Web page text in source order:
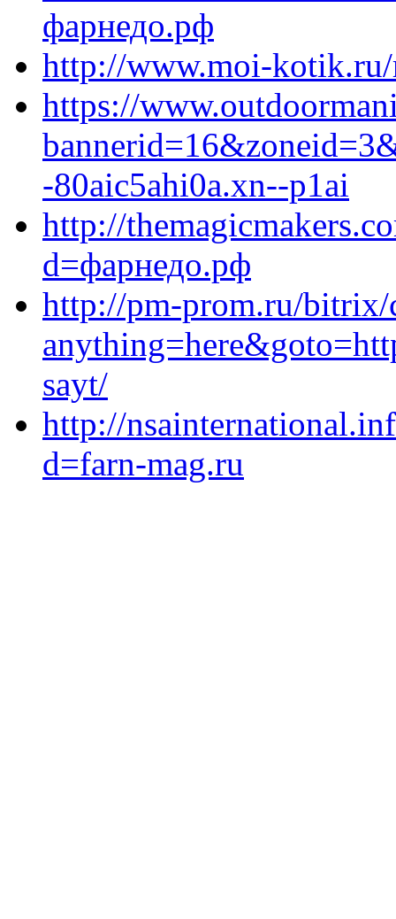
фарнедо.рф
http://www.moi-
https://
-80aic5ahi0a.xn--p1ai
http://
d=фарнедо.рф
http://pm-prom.ru/bitrix/
sayt/
http://
d=farn-mag.ru